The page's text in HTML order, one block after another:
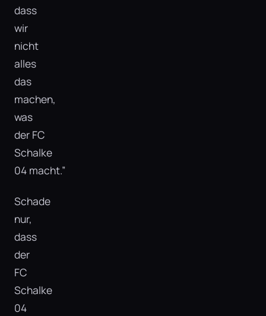
dass
wir
nicht
alles
das
machen,
was
der FC
Schalke
04 macht.”
Schade
nur,
dass
der
FC
Schalke
04